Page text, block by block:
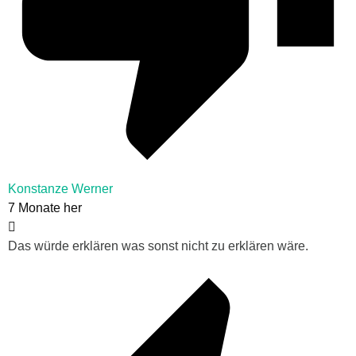
Konstanze Werner
7 Monate her
Das würde erklären was sonst nicht zu erklären wäre.